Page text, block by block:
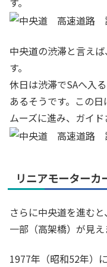
中央道の渋滞と言え
す。
休日は渋滞でSAへ入
あるそうです。この
ムーズに進み、ガイド
リニアモーターカ
さらに中央道を進む
一部（高架橋）が見え
1977年（昭和52年）